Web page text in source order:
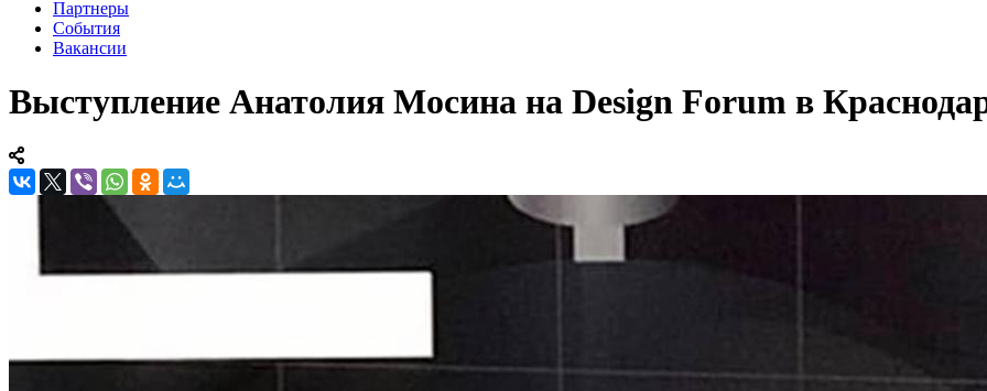
Партнеры
События
Вакансии
Выступление Анатолия Мосина на Design Forum в